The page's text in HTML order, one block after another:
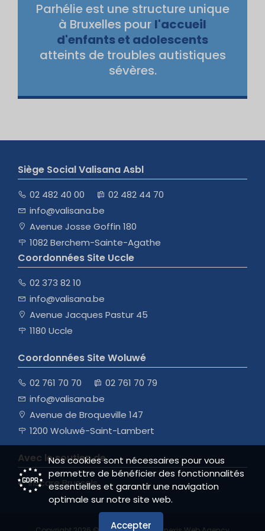
Nos cookies sont nécessaires pour vous
permettre de bénéficier des fonctionnalités
essentielles et garantir une navigation
optimale sur notre site web.
Accepter
Parhélie est une structure unique
à Bruxelles pour l'accueil
d'enfants et adolescents
atteints de troubles autistiques
sévères.
Siège Social Valisana Asbl
02 482 40 00
02 482 44 70
info@valisana.be
Avenue Josse Goffin 180
1082 Berchem-Sainte-Agathe
Coordonnées Site Uccle
02 373 82 10
info@valisana.be
Avenue Jacques Pastur 45
1180 Uccle
Coordonnées Site Woluwé
02 761 70 70
02 761 70 79
info@valisana.be
Avenue de Broqueville 147
1200 Woluwé-Saint-Lambert
Avec le soutien de
Iriscare Brussels